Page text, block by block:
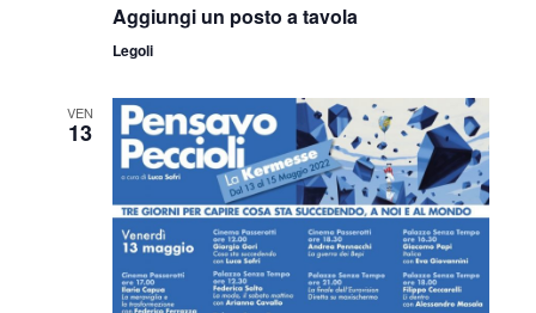
Aggiungi un posto a tavola
Legoli
VEN
13